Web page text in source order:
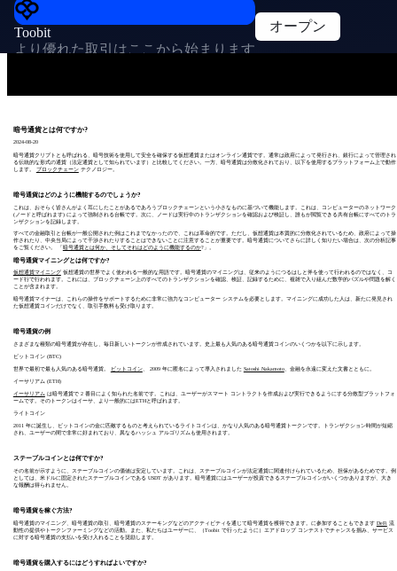
Toobit
より優れた取引はここから始まります
オープン
暗号通貨とは何ですか?
2024-08-20
暗号通貨クリプトとも呼ばれる、暗号技術を使用して安全を確保する仮想通貨またはオンライン通貨です。通常は政府によって発行され、銀行によって管理され
る伝統的な形式の通貨（法定通貨として知られています）と比較してください。一方、暗号通貨は分散化されており、以下を使用するプラットフォーム上で動作
します。 ブロックチェーンテクノロジー。
暗号通貨はどのように機能するのでしょうか?
これは、おそらく皆さんがよく耳にしたことがあるであろうブロックチェーンという小さなものに基づいて機能します。これは、コンピューターのネットワーク
(ノードと呼ばれます) によって強制される台帳です。次に、ノードは実行中のトランザクションを確認および検証し、誰もが閲覧できる共有台帳にすべてのトラ
ンザクションを記録します。
すべての金融取引と台帳が一般公開された例はこれまでなかったので、これは革命的です。ただし、仮想通貨は本質的に分散化されているため、政府によって操
作されたり、中央当局によって干渉されたりすることはできないことに注意することが重要です。暗号通貨についてさらに詳しく知りたい場合は、次の分析記事
をご覧ください。 「暗号通貨とは何か、そしてそれはどのように機能するのか?」。
暗号通貨マイニングとは何ですか?
仮想通貨マイニング仮想通貨の世界でよく使われる一般的な用語です。暗号通貨のマイニングは、従来のようにつるはしと斧を使って行われるのではなく、コ
ード行で行われます。これには、ブロックチェーン上のすべてのトランザクションを確認、検証、記録するために、複雑で入り組んだ数学的パズルや問題を解く
ことが含まれます。
暗号通貨マイナーは、これらの操作をサポートするために非常に強力なコンピューター システムを必要とします。マイニングに成功した人は、新たに発見され
た仮想通貨コインだけでなく、取引手数料も受け取ります。
暗号通貨の例
さまざまな種類の暗号通貨が存在し、毎日新しいトークンが作成されています。史上最も人気のある暗号通貨コインのいくつかを以下に示します。
ビットコイン (BTC)
世界で最初で最も人気のある暗号通貨。 ビットコイン、 2009 年に匿名によって導入されました Satoshi Nakamoto、金融を永遠に変えた文書とともに。
イーサリアム (ETH)
イーサリアム は暗号通貨で 2 番目によく知られた名前です。これは、ユーザーがスマート コントラクトを作成および実行できるようにする分散型プラットフォ
ームです。そのトークンはイーサ、より一般的にはETHと呼ばれます。
ライトコイン
2011 年に誕生し、ビットコインの金に匹敵するものと考えられているライトコインは、かなり人気のある暗号通貨トークンです。トランザクション時間が短縮
され、ユーザーの間で非常に好まれており、異なるハッシュ アルゴリズムも使用されます。
ステーブルコインとは何ですか?
その名前が示すように、ステーブルコインの価値は安定しています。これは、ステーブルコインが法定通貨に関連付けられているため、担保があるためです。例
としては、米ドルに固定されたステーブルコインである USDT があります。暗号通貨にはユーザーが投資できるステーブルコインがいくつかありますが、大き
な報酬は得られません。
暗号通貨を稼ぐ方法?
暗号通貨のマイニング、暗号通貨の取引、暗号通貨のステーキングなどのアクティビティを通じて暗号通貨を獲得できます。に参加することもできます DeFi 流
動性の提供やトークンファーミングなどの活動。また、私たちはユーザーに、（Toobit で行ったように）エアドロップ コンテストでチャンスを掴み、サービス
に対する暗号通貨の支払いを受け入れることを奨励します。
暗号通貨を購入するにはどうすればよいですか?